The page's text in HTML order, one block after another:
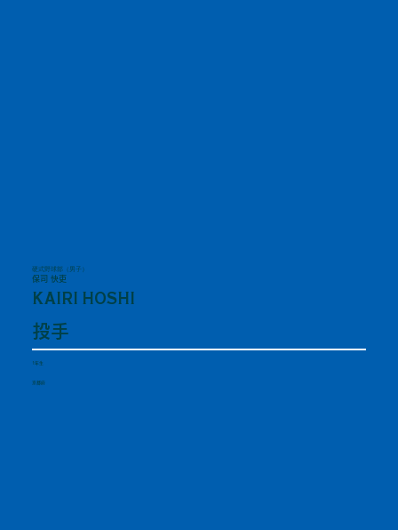
硬式野球部（男子）
保司 快吏
KAIRI HOSHI
投手
1年生
京都府